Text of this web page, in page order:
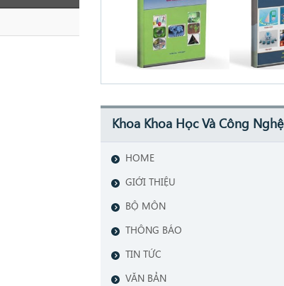
Khoa Khoa Học Và Công Nghệ
HOME
GIỚI THIỆU
BỘ MÔN
THÔNG BÁO
TIN TỨC
VĂN BẢN